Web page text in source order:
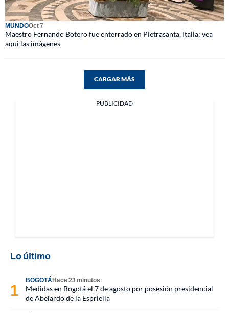
MUNDOOct 7
Maestro Fernando Botero fue enterrado en Pietrasanta, Italia: vea
aquí las imágenes
CARGAR MÁS
PUBLICIDAD
Lo último
BOGOTÁHace 23 minutos
Medidas en Bogotá el 7 de agosto por posesión presidencial
de Abelardo de la Espriella